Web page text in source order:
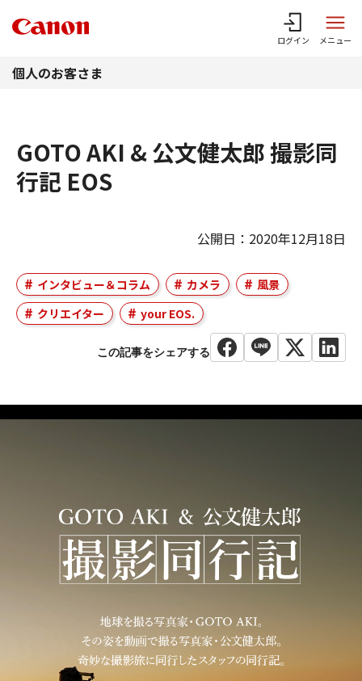
ログイン メニュー
個人のお客さま
GOTO AKI & 公文健太郎 撮影同
行記 EOS
公開日：2020年12月18日
インタビュー＆コラム カメラ
風景
クリエイター
your EOS.